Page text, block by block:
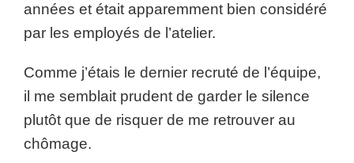
années et était apparemment bien considéré
par les employés de l’atelier.
Comme j’étais le dernier recruté de l’équipe,
il me semblait prudent de garder le silence
plutôt que de risquer de me retrouver au
chômage.